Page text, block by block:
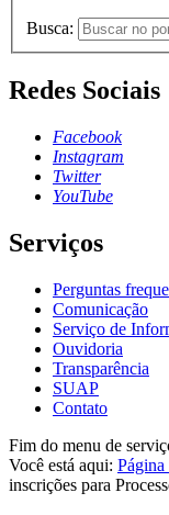
Busca:
Redes Sociais
Facebook
Instagram
Twitter
YouTube
Serviços
Perguntas
Comunicação
Serviço de
Ouvidoria
Transparência
SUAP
Contato
Fim do menu de
Você está aqui:
inscrições para